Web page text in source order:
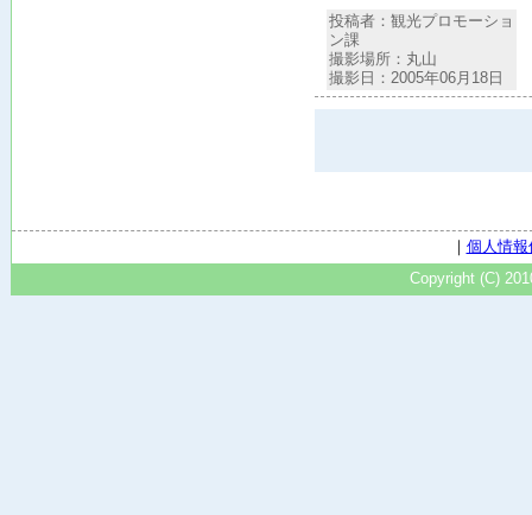
投稿者：観光プロモーショ
ン課
撮影場所：丸山
撮影日：2005年06月18日
｜ 個人情
Copyright (C)